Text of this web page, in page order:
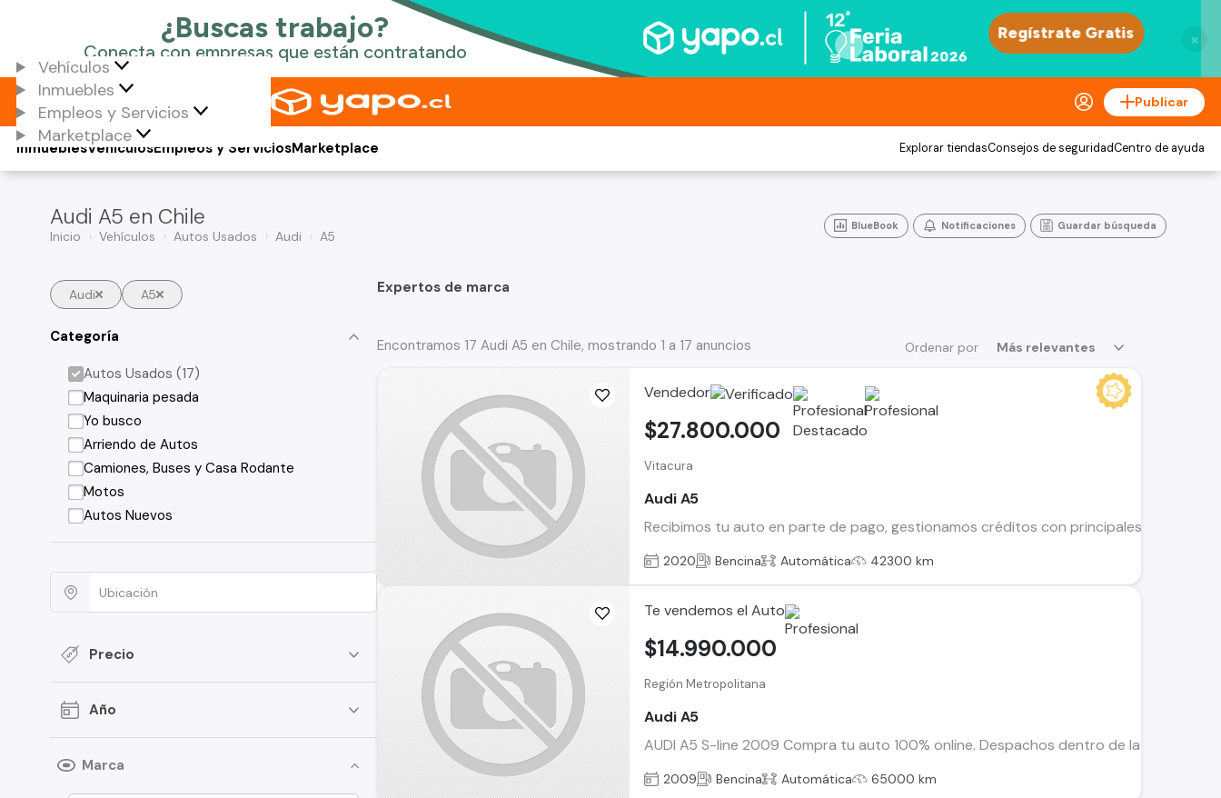
×
Vehículos
Inmuebles
Empleos y Servicios
Marketplace
Publicar
Vehículos
Inmuebles Empleos y ServiciosMarketplace Explorar tiendasConsejos de seguridadCentro de ayuda
Audi A5 en Chile
Inicio Vehículos Autos Usados Audi A5
BlueBook Notificaciones Guardar búsqueda
Audi A5
Categoría
Autos Usados (17)
Maquinaria pesada
Yo busco
Arriendo de Autos
Camiones, Buses y Casa Rodante
Motos
Autos Nuevos
Precio
Año
Marca
Expertos de marca
Ordenar por Más relevantes
Encontramos 17 Audi A5 en Chile, mostrando 1 a 17 anuncios
Vendedor
Vitacura
Audi A5
Recibimos tu auto en parte de pago, gestionamos créditos con principales
$27.800.000
2020 Bencina Automática 42300 km
Te vendemos el Auto
Región Metropolitana
Audi A5
AUDI A5 S-line 2009 Compra tu auto 100% online. Despachos dentro de la RM y
$14.990.000
2009 Bencina Automática 65000 km